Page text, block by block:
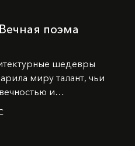
поэма
шедевры
миру талант, чьи
и